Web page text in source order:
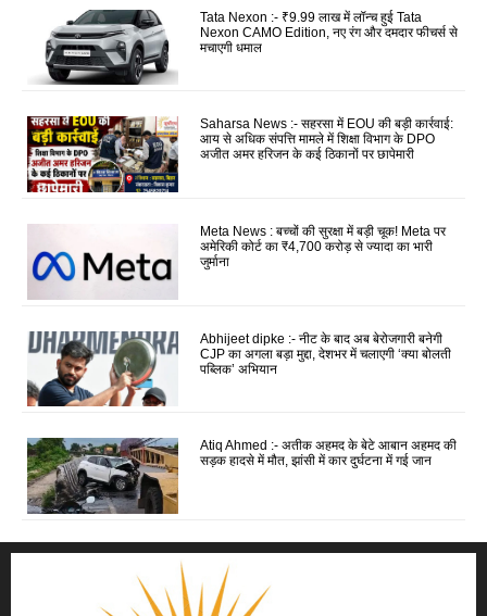
Tata Nexon :- ₹9.99 लाख में लॉन्च हुई Tata
Nexon CAMO Edition, नए रंग और दमदार फीचर्स से
मचाएगी धमाल
Saharsa News :- सहरसा में EOU की बड़ी कार्रवाई:
आय से अधिक संपत्ति मामले में शिक्षा विभाग के DPO
अजीत अमर हरिजन के कई ठिकानों पर छापेमारी
Meta News : बच्चों की सुरक्षा में बड़ी चूक! Meta पर
अमेरिकी कोर्ट का ₹4,700 करोड़ से ज्यादा का भारी
जुर्माना
Abhijeet dipke :- नीट के बाद अब बेरोजगारी बनेगी
CJP का अगला बड़ा मुद्दा, देशभर में चलाएगी ‘क्या बोलती
पब्लिक’ अभियान
Atiq Ahmed :- अतीक अहमद के बेटे आबान अहमद की
सड़क हादसे में मौत, झांसी में कार दुर्घटना में गई जान